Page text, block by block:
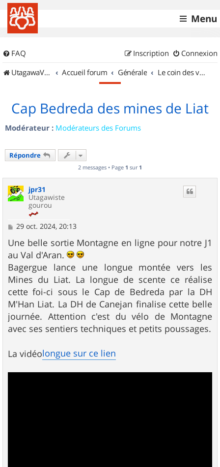
Menu
FAQ Connexion
Inscription
UtagawaVTT (Randos VTT et VTTAE avec traces GPS)
Accueil forum Générale Le coin des vidéastes
Cap Bedreda des mines de Liat
Modérateur : Modérateurs des Forums
Répondre
2 messages • Page 1 sur 1
jpr31
Utagawiste
gourou
M
s
s
a
g
e
29 oct. 2024, 20:13
Une belle sortie Montagne en ligne pour notre J1
au Val d'Aran.
Bagergue lance une longue montée vers les
Mines du Liat. La longue de scente ce réalise
cette foi-ci sous le Cap de Bedreda par la DH
M'Han Liat. La DH de Canejan finalise cette belle
journée. Attention c'est du vélo de Montagne
avec ses sentiers techniques et petits poussages.
La vidéolongue sur ce lien